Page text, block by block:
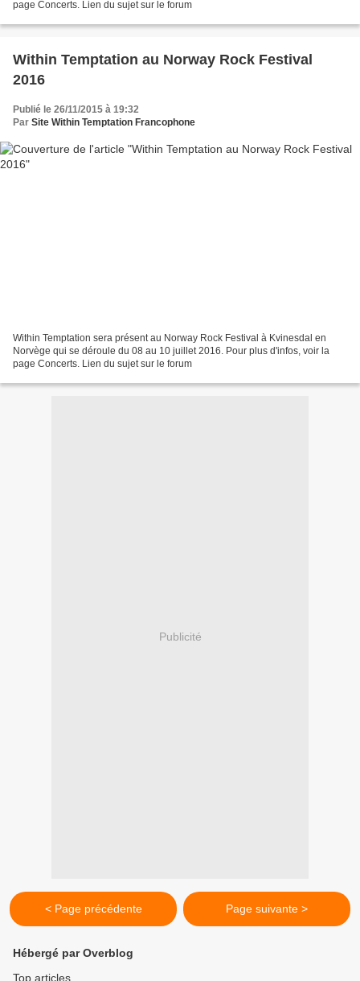
page Concerts. Lien du sujet sur le forum
Within Temptation au Norway Rock Festival
2016
Publié le 26/11/2015 à 19:32
Par Site Within Temptation Francophone
Within Temptation sera présent au Norway Rock Festival à Kvinesdal en
Norvège qui se déroule du 08 au 10 juillet 2016. Pour plus d'infos, voir la
page Concerts. Lien du sujet sur le forum
Publicité
< Page précédente Page suivante >
Hébergé par Overblog
Top articles